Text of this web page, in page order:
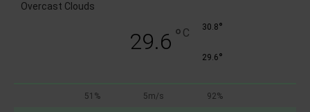
Overcast Clouds
29.6 ° C 30.8°
29.6°
51% 5m/s 92%